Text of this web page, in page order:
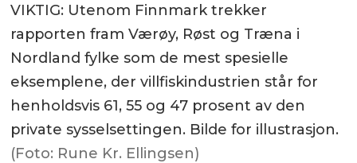
VIKTIG: Utenom Finnmark trekker
rapporten fram Værøy, Røst og Træna i
Nordland fylke som de mest spesielle
eksemplene, der villfiskindustrien står for
henholdsvis 61, 55 og 47 prosent av den
private sysselsettingen. Bilde for illustrasjon.
(Foto: Rune Kr. Ellingsen)